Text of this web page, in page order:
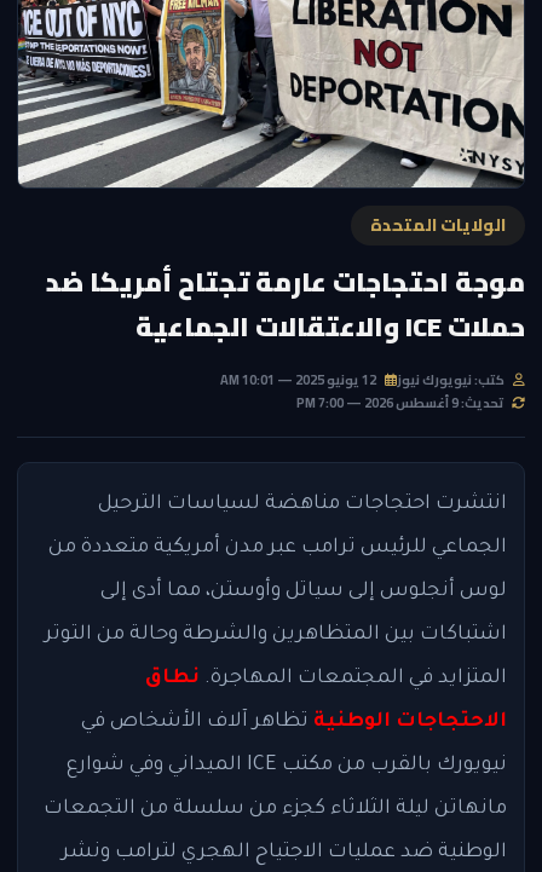
الولايات المتحدة
موجة احتجاجات عارمة تجتاح أمريكا ضد
حملات ICE والاعتقالات الجماعية
كتب: نيويورك نيوز
تحديث: 9 أغسطس 2026 — 7:00 PM
انتشرت احتجاجات مناهضة لسياسات الترحيل
الجماعي للرئيس ترامب عبر مدن أمريكية متعددة من
لوس أنجلوس إلى سياتل وأوستن، مما أدى إلى
اشتباكات بين المتظاهرين والشرطة وحالة من التوتر
المتزايد في المجتمعات المهاجرة. نطاق
الاحتجاجات الوطنية تظاهر آلاف الأشخاص في
نيويورك بالقرب من مكتب ICE الميداني وفي شوارع
مانهاتن ليلة الثلاثاء كجزء من سلسلة من التجمعات
الوطنية ضد عمليات الاجتياح الهجري لترامب ونشر